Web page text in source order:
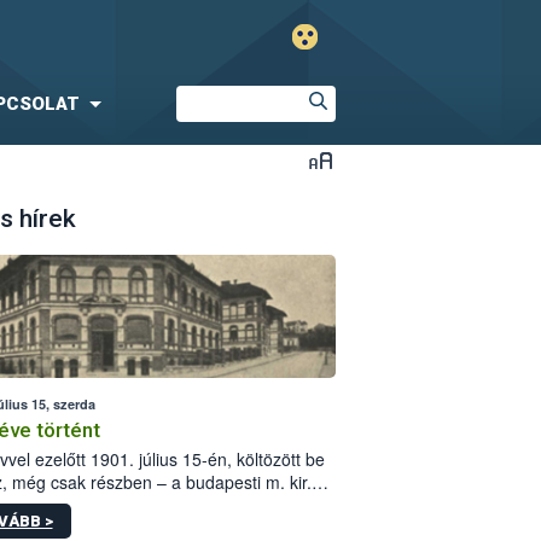
hírek
15, szerda
történt
ezelőtt 1901. július 15-én, költözött be
még csak részben – a budapesti m. kir.
állomás a Kis Rókus utca
alatti, Czigler Győző által tervezett új
>